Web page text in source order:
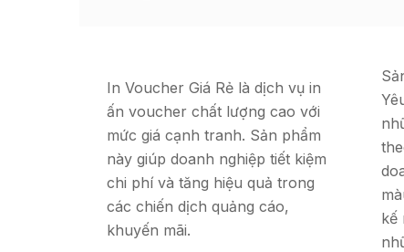
In Voucher Giá Rẻ là dịch vụ in
ấn voucher chất lượng cao với
mức giá cạnh tranh. Sản phẩm
này giúp doanh nghiệp tiết kiệm
chi phí và tăng hiệu quả trong
các chiến dịch quảng cáo,
khuyến mãi.
kế